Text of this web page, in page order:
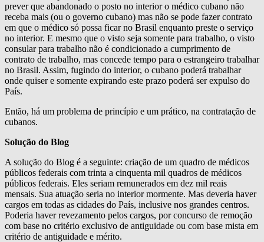
prever que abandonado o posto no interior o médico cubano não
receba mais (ou o governo cubano) mas não se pode fazer contrato
em que o médico só possa ficar no Brasil enquanto preste o serviço
no interior. E mesmo que o visto seja somente para trabalho, o visto
consular para trabalho não é condicionado a cumprimento de
contrato de trabalho, mas concede tempo para o estrangeiro trabalhar
no Brasil. Assim, fugindo do interior, o cubano poderá trabalhar
onde quiser e somente expirando este prazo poderá ser expulso do
País.
Então, há um problema de princípio e um prático, na contratação de
cubanos.
Solução do Blog
A solução do Blog é a seguinte: criação de um quadro de médicos
públicos federais com trinta a cinquenta mil quadros de médicos
públicos federais. Eles seriam remunerados em dez mil reais
mensais. Sua atuação seria no interior mormente. Mas deveria haver
cargos em todas as cidades do País, inclusive nos grandes centros.
Poderia haver revezamento pelos cargos, por concurso de remoção
com base no critério exclusivo de antiguidade ou com base mista em
critério de antiguidade e mérito.